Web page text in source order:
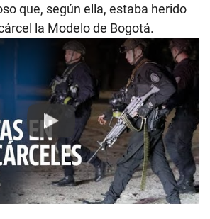
que, según ella, estaba herido
la Modelo de Bogotá.
Play